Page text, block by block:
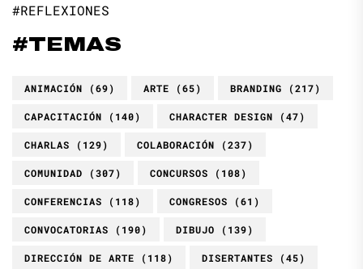
#REFLEXIONES
#TEMAS
ANIMACIÓN (69) ARTE (65) BRANDING (217)
CAPACITACIÓN (140) CHARACTER DESIGN (47)
CHARLAS (129) COLABORACIÓN (237)
COMUNIDAD (307) CONCURSOS (108)
CONFERENCIAS (118) CONGRESOS (61)
CONVOCATORIAS (190) DIBUJO (139)
DIRECCIÓN DE ARTE (118) DISERTANTES (45)